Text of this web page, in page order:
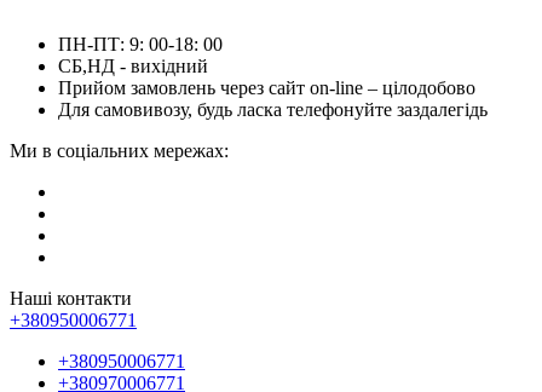
ПН-ПТ: 9: 00-18: 00
СБ,НД - вихідний
Прийом замовлень через сайт on-line – цілодобово
Для самовивозу, будь ласка телефонуйте заздалегідь
Ми в соціальних мережах:
Наші контакти
+380950006771
+380950006771
+380970006771